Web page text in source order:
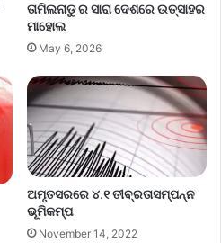
ତାମିଲନାଡୁ ର ସାରା ଦେଶରେ ଉତ୍ସାହର
ମାହୋଲ
May 6, 2026
ଅମୃତସରରେ ୪.୧ ତୀବ୍ରତାସମ୍ପନ୍ନ
ଭୂମିକମ୍ପ
November 14, 2022